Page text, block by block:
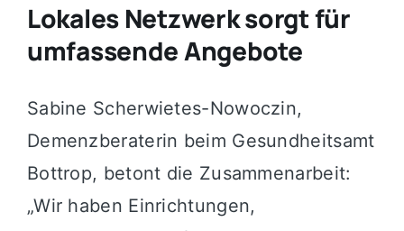
Lokales Netzwerk sorgt für
umfassende Angebote
Sabine Scherwietes-Nowoczin,
Demenzberaterin beim Gesundheitsamt
Bottrop, betont die Zusammenarbeit:
„Wir haben Einrichtungen,